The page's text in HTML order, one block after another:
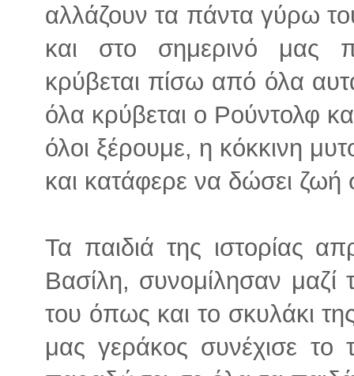
αλλάζουν τα πάντα γύρω
και στο σημερινό μας
κρύβεται πίσω από όλα
όλα κρύβεται ο Ρούντολφ
όλοι ξέρουμε, η κόκκινη
και κατάφερε να δώσει ζωή
Τα παιδιά της ιστορίας
Βασίλη, συνομίλησαν
του όπως και το σκυλάκι
μας γεράκος συνέχισε το